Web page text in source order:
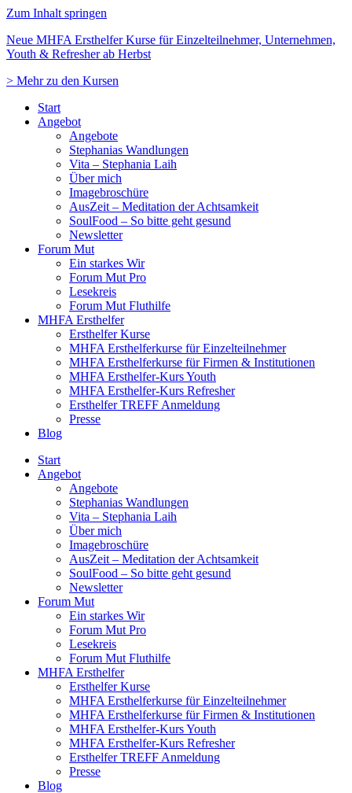
Zum Inhalt springen
Neue MHFA Ersthelfer Kurse für Einzelteilnehmer, Unternehmen,
Youth & Refresher ab Herbst
> Mehr zu den Kursen
Start
Angebot
Angebote
Stephanias Wandlungen
Vita – Stephania Laih
Über mich
Imagebroschüre
AusZeit – Meditation der Achtsamkeit
SoulFood – So bitte geht gesund
Newsletter
Forum Mut
Ein starkes Wir
Forum Mut Pro
Lesekreis
Forum Mut Fluthilfe
MHFA Ersthelfer
Ersthelfer Kurse
MHFA Ersthelferkurse für Einzelteilnehmer
MHFA Ersthelferkurse für Firmen & Institutionen
MHFA Ersthelfer-Kurs Youth
MHFA Ersthelfer-Kurs Refresher
Ersthelfer TREFF Anmeldung
Presse
Blog
Start
Angebot
Angebote
Stephanias Wandlungen
Vita – Stephania Laih
Über mich
Imagebroschüre
AusZeit – Meditation der Achtsamkeit
SoulFood – So bitte geht gesund
Newsletter
Forum Mut
Ein starkes Wir
Forum Mut Pro
Lesekreis
Forum Mut Fluthilfe
MHFA Ersthelfer
Ersthelfer Kurse
MHFA Ersthelferkurse für Einzelteilnehmer
MHFA Ersthelferkurse für Firmen & Institutionen
MHFA Ersthelfer-Kurs Youth
MHFA Ersthelfer-Kurs Refresher
Ersthelfer TREFF Anmeldung
Presse
Blog